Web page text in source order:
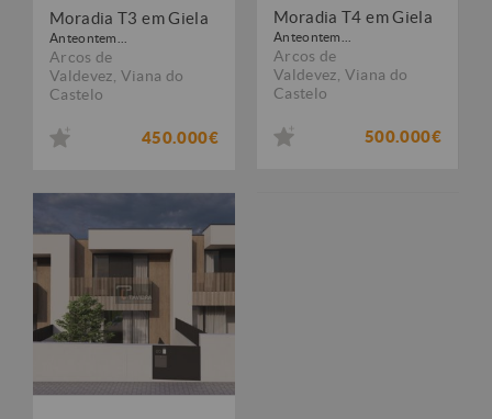
Moradia T3 em Giela
Anteontem...
Arcos de
Valdevez Viana do
Castelo
450.000€
Moradia T4 em Giela
Anteontem...
Arcos de
Valdevez Viana do
Castelo
500.000€